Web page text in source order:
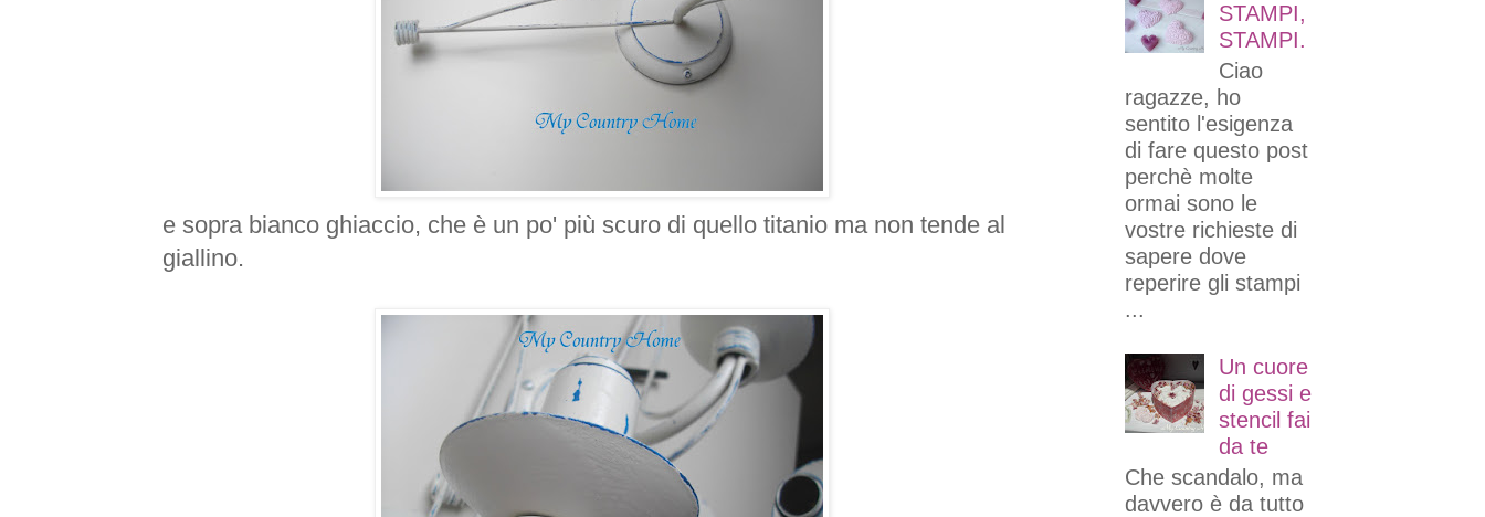
e sopra bianco ghiaccio, che è un po' più scuro di quello titanio ma non tende al
giallino.
STAMPI,
STAMPI.
Ciao
ragazze, ho
sentito l'esigenza
di fare questo post
perchè molte
ormai sono le
vostre richieste di
sapere dove
reperire gli stampi
...
Un cuore
di gessi e
stencil fai
da te
Che scandalo, ma
davvero è da tutto